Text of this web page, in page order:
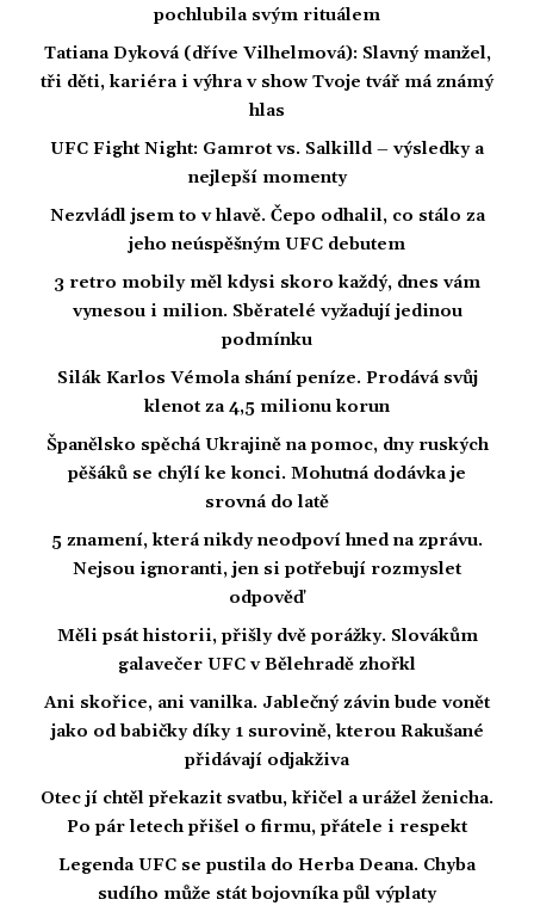
pochlubila svým rituálem
Tatiana Dyková (dříve Vilhelmová): Slavný manžel,
tři děti, kariéra i výhra v show Tvoje tvář má známý
hlas
UFC Fight Night: Gamrot vs. Salkilld – výsledky a
nejlepší momenty
Nezvládl jsem to v hlavě. Čepo odhalil, co stálo za
jeho neúspěšným UFC debutem
3 retro mobily měl kdysi skoro každý, dnes vám
vynesou i milion. Sběratelé vyžadují jedinou
podmínku
Silák Karlos Vémola shání peníze. Prodává svůj
klenot za 4,5 milionu korun
Španělsko spěchá Ukrajině na pomoc, dny ruských
pěšáků se chýlí ke konci. Mohutná dodávka je
srovná do latě
5 znamení, která nikdy neodpoví hned na zprávu.
Nejsou ignoranti, jen si potřebují rozmyslet
odpověď
Měli psát historii, přišly dvě porážky. Slovákům
galavečer UFC v Bělehradě zhořkl
Ani skořice, ani vanilka. Jablečný závin bude vonět
jako od babičky díky 1 surovině, kterou Rakušané
přidávají odjakživa
Otec jí chtěl překazit svatbu, křičel a urážel ženicha.
Po pár letech přišel o firmu, přátele i respekt
Legenda UFC se pustila do Herba Deana. Chyba
sudího může stát bojovníka půl výplaty